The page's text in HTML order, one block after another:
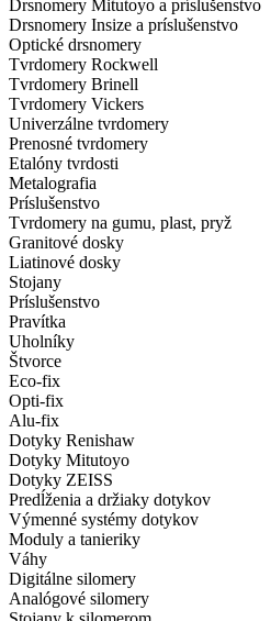
Drsnomery Mitutoyo a príslušenstvo
Drsnomery Insize a príslušenstvo
Optické drsnomery
Tvrdomery Rockwell
Tvrdomery Brinell
Tvrdomery Vickers
Univerzálne tvrdomery
Prenosné tvrdomery
Etalóny tvrdosti
Metalografia
Príslušenstvo
Tvrdomery na gumu, plast, pryž
Granitové dosky
Liatinové dosky
Stojany
Príslušenstvo
Pravítka
Uholníky
Štvorce
Eco-fix
Opti-fix
Alu-fix
Dotyky Renishaw
Dotyky Mitutoyo
Dotyky ZEISS
Predĺženia a držiaky dotykov
Výmenné systémy dotykov
Moduly a tanieriky
Váhy
Digitálne silomery
Analógové silomery